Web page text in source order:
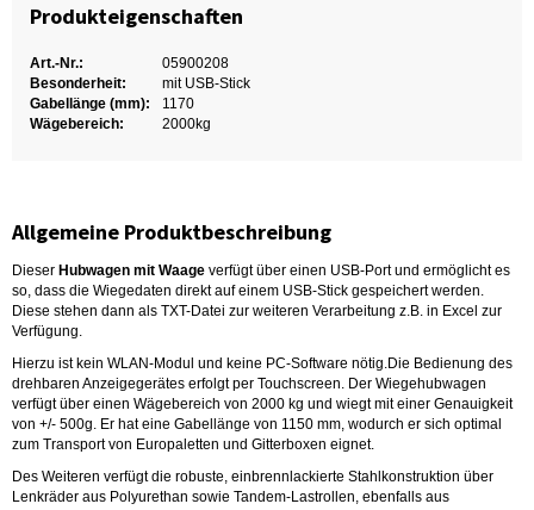
Produkteigenschaften
Art.-Nr.:
05900208
Besonderheit:
mit USB-Stick
Gabellänge (mm):
1170
Wägebereich:
2000kg
Allgemeine Produktbeschreibung
Dieser Hubwagen mit Waage verfügt über einen USB-Port und ermöglicht es
so, dass die Wiegedaten direkt auf einem USB-Stick gespeichert werden.
Diese stehen dann als TXT-Datei zur weiteren Verarbeitung z.B. in Excel zur
Verfügung.
Hierzu ist kein WLAN-Modul und keine PC-Software nötig.Die Bedienung des
drehbaren Anzeigegerätes erfolgt per Touchscreen. Der Wiegehubwagen
verfügt über einen Wägebereich von 2000 kg und wiegt mit einer Genauigkeit
von +/- 500g. Er hat eine Gabellänge von 1150 mm, wodurch er sich optimal
zum Transport von Europaletten und Gitterboxen eignet.
Des Weiteren verfügt die robuste, einbrennlackierte Stahlkonstruktion über
Lenkräder aus Polyurethan sowie Tandem-Lastrollen, ebenfalls aus